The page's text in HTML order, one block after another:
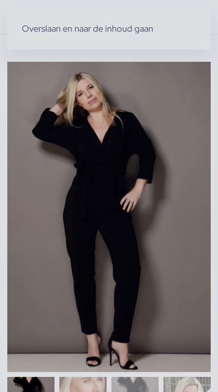
Overslaan en naar de inhoud gaan